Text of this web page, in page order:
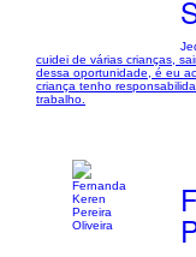
cuidei de várias crianças,
dessa oportunidade, é eu
criança tenho
trabalho.